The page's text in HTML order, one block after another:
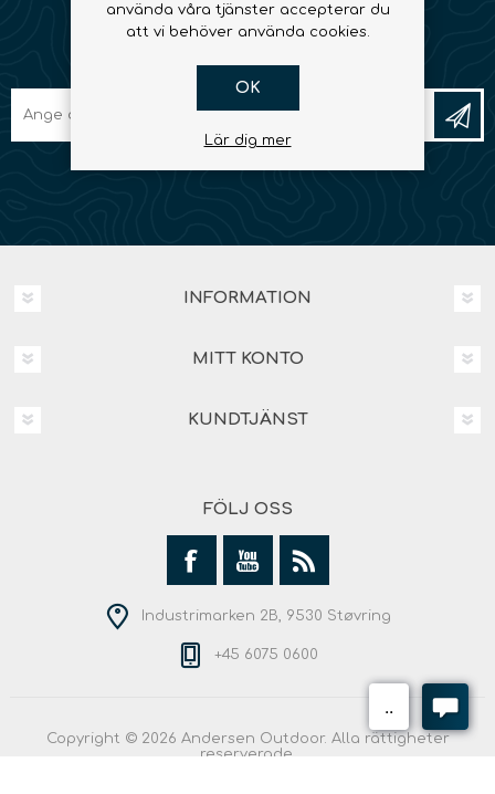
INFORMATION
MITT KONTO
KUNDTJÄNST
FÖLJ OSS
Industrimarken 2B, 9530 Støvring
+45 6075 0600
Copyright © 2026 Andersen Outdoor. Alla rättigheter
reserverade.
använda våra tjänster accepterar du
att vi behöver använda cookies.
OK
Lär dig mer